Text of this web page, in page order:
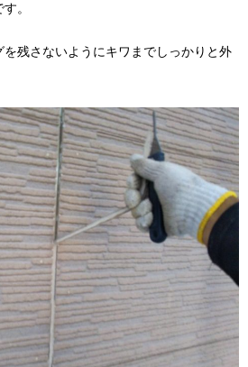
。
残さないようにキワまでしっかりと外